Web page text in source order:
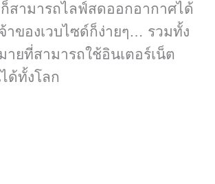
สามารถไลฟ์สดออกอากาศได้
าของเวบไซด์ก็ง่ายๆ… รวมทั้ง
ายที่สามารถใช้อินเตอร์เน็ต
ด้ทั้งโลก